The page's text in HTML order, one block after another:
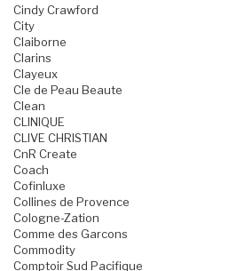
Cindy Crawford
City
Claiborne
Clarins
Clayeux
Cle de Peau Beaute
Clean
CLINIQUE
CLIVE CHRISTIAN
CnR Create
Coach
Cofinluxe
Collines de Provence
Cologne-Zation
Comme des Garcons
Commodity
Comptoir Sud Pacifique